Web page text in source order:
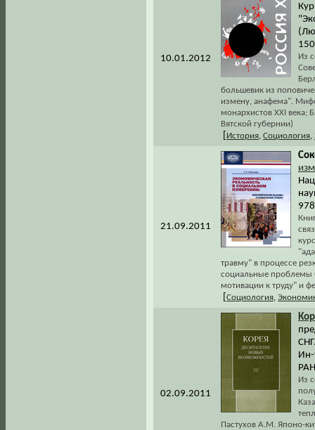
10.01.2012
Из
большевик из
измену, анафема".
монархистов XXI века;
Вятской губернии)
История Социология
21.09.2011
травму" в процессе
социальные проблемы
мотивации к труду" и
Социология
02.09.2011
Ин-
Из
Пастухов А.М. Японо-